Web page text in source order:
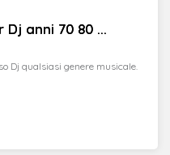
Dj anni 70 80 ...
Dj qualsiasi genere musicale.